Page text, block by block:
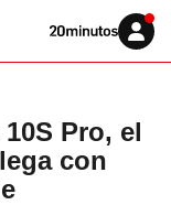
Volver
Iniciar
sesión
Pro, el
con